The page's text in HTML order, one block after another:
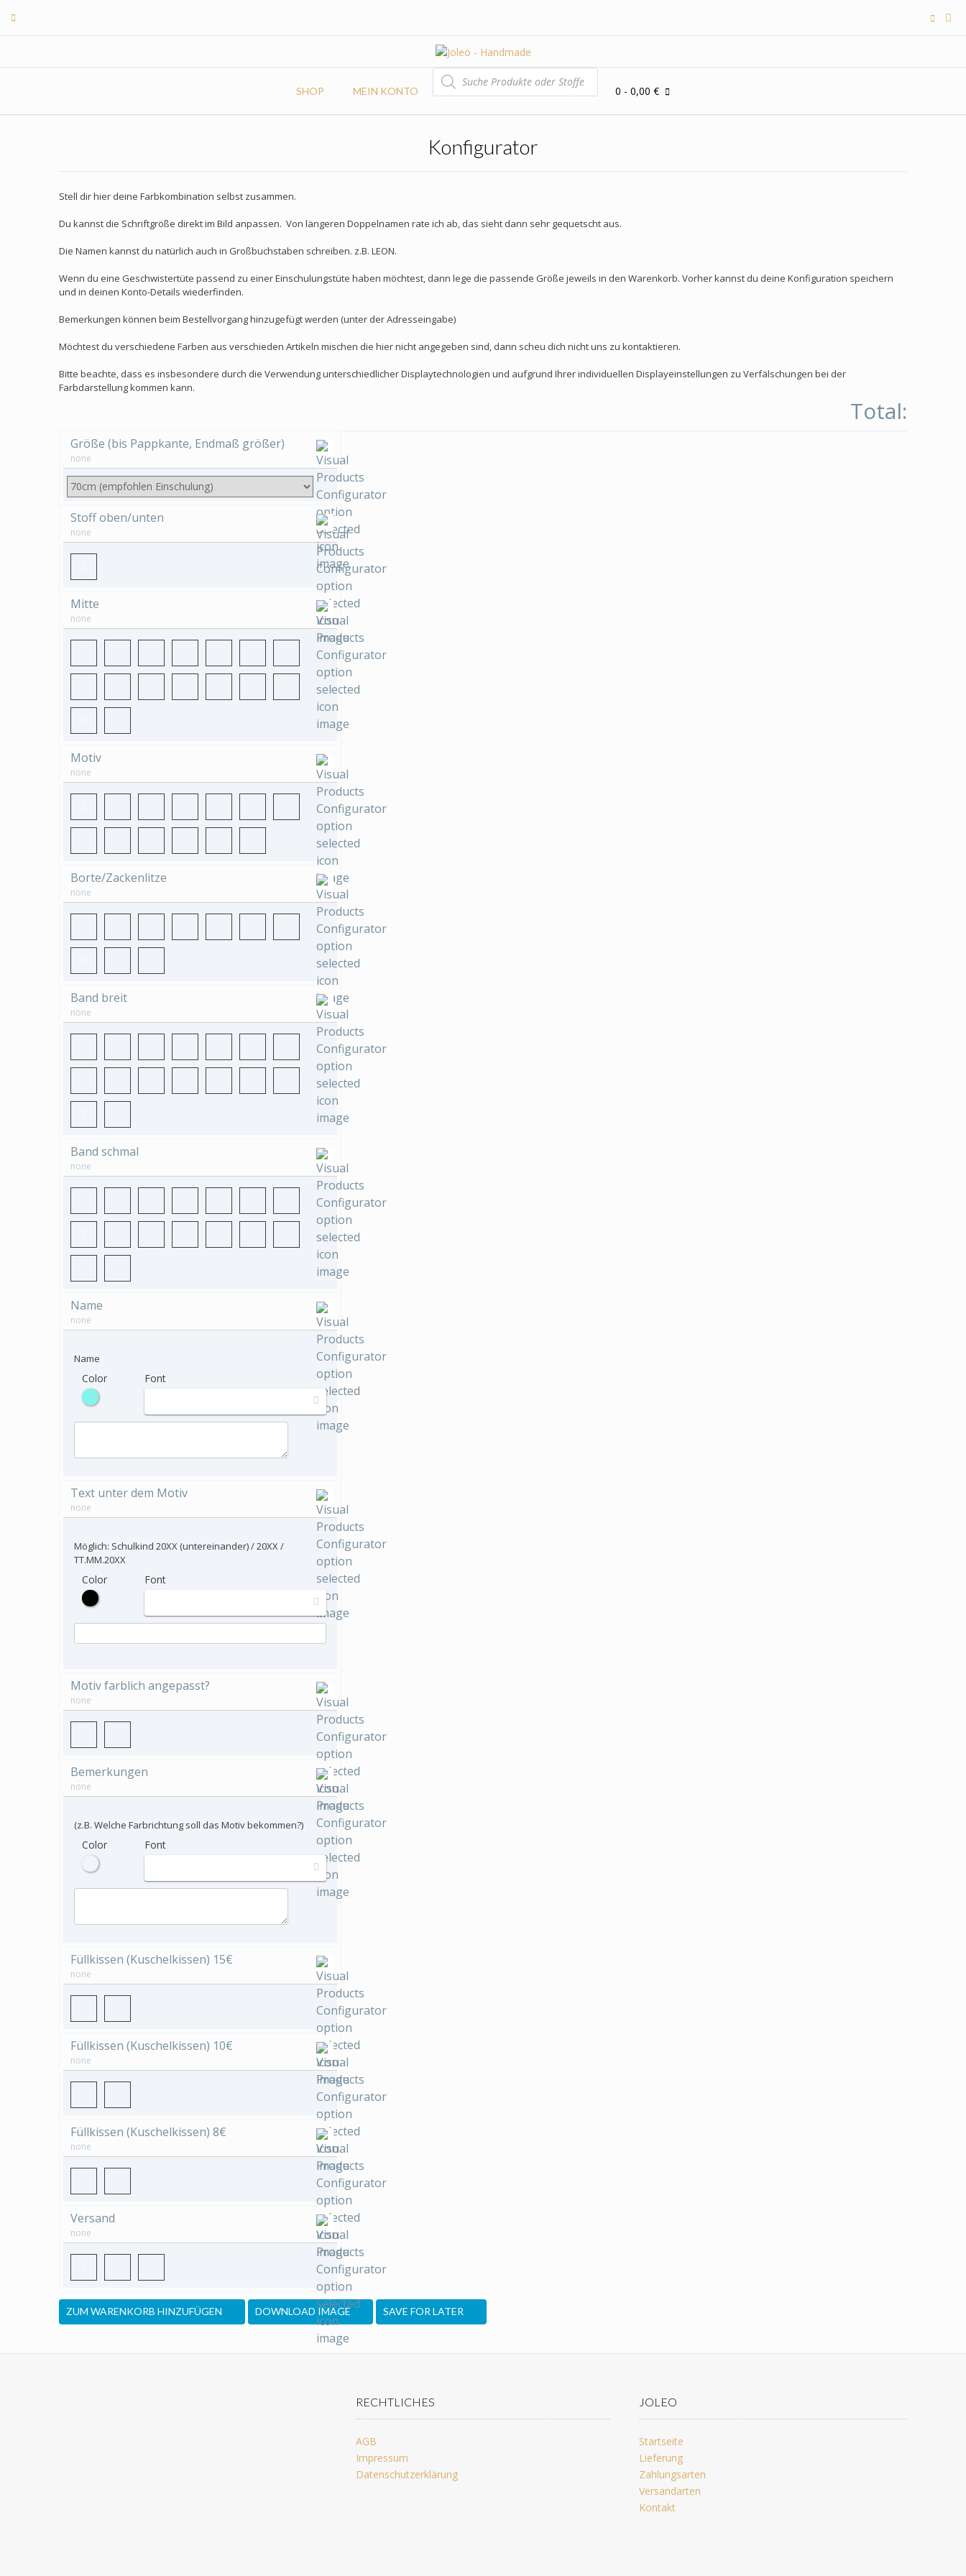
SHOP MEIN KONTO
PRODUCTS
SEARCH
0 - 0,00 €
Konfigurator
Stell dir hier deine Farbkombination selbst zusammen.
Du kannst die Schriftgröße direkt im Bild anpassen. Von längeren Doppelnamen rate ich ab, das sieht dann sehr gequetscht aus.
Die Namen kannst du natürlich auch in Großbuchstaben schreiben. z.B. LEON.
Wenn du eine Geschwistertüte passend zu einer Einschulungstüte haben möchtest, dann lege die passende Größe jeweils in den Warenkorb. Vorher kannst du deine Konfiguration speichern
und in deinen Konto-Details wiederfinden.
Bemerkungen können beim Bestellvorgang hinzugefügt werden (unter der Adresseingabe)
Möchtest du verschiedene Farben aus verschieden Artikeln mischen die hier nicht angegeben sind, dann scheu dich nicht uns zu kontaktieren.
Bitte beachte, dass es insbesondere durch die Verwendung unterschiedlicher Displaytechnologien und aufgrund Ihrer individuellen Displayeinstellungen zu Verfälschungen bei der
Farbdarstellung kommen kann.
Größe (bis Pappkante, Endmaß größer)
none
Stoff oben/unten
none
Mitte
none
Motiv
none
Borte/Zackenlitze
none
Band breit
none
Band schmal
none
Name
none
Name
Color Font
Text unter dem Motiv
none
Möglich: Schulkind 20XX (untereinander) / 20XX /
TT.MM.20XX
Color Font
Motiv farblich angepasst?
none
Bemerkungen
none
(z.B. Welche Farbrichtung soll das Motiv bekommen?)
Color Font
Füllkissen (Kuschelkissen) 15€
none
Füllkissen (Kuschelkissen) 10€
none
Füllkissen (Kuschelkissen) 8€
none
Versand
none
Total:
ZUM WARENKORB HINZUFÜGEN DOWNLOAD IMAGE SAVE FOR LATER
RECHTLICHES
AGB
Impressum
Datenschutzerklärung
JOLEO
Startseite
Lieferung
Zahlungsarten
Versandarten
Kontakt